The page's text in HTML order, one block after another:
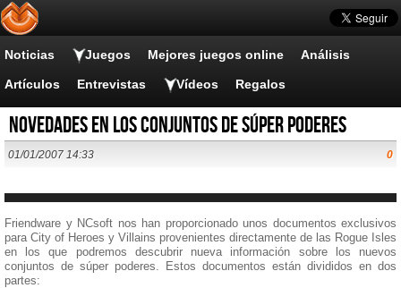
Noticias Juegos Mejores juegos online Análisis
Artículos Entrevistas Vídeos Regalos
Novedades en los conjuntos de súper poderes
01/01/2007 14:33 0
Friendware y NCsoft nos han proporcionado unos documentos exclusivos
para City of Heroes y Villains provenientes directamente de las Rogue Isles
en los que podremos descubrir nueva información sobre los nuevos
conjuntos de súper poderes. Estos documentos están divididos en dos
partes: